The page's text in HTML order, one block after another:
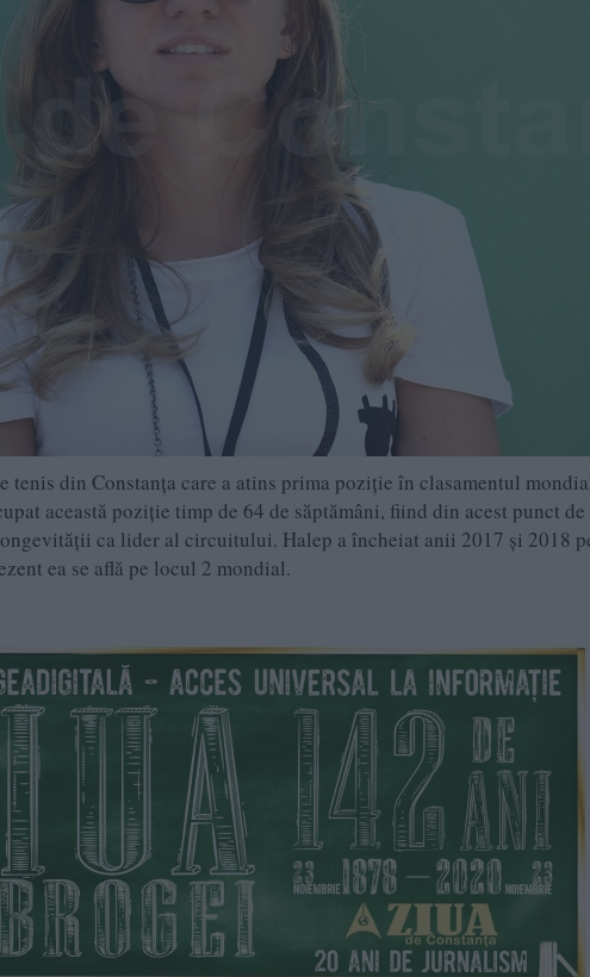
tenis din Constanța care a atins prima poziție în clasamentul
această poziție timp de 64 de săptămâni, fiind din acest punct de
ca lider al circuitului. Halep a încheiat anii 2017 și 2018
ea se află pe locul 2 mondial.